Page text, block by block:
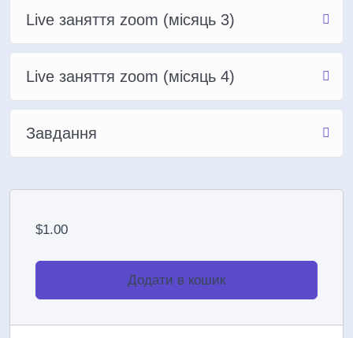
Live заняття zoom (місяць 3)
Live заняття zoom (місяць 4)
Завдання
$1.00
Додати в кошик